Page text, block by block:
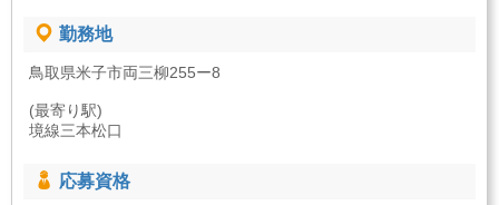
勤務地
鳥取県米子市両三柳255ー8
(最寄り駅)
境線三本松口
応募資格